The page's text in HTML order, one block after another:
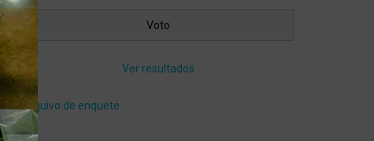
Ver resultados
Arquivo de enquete